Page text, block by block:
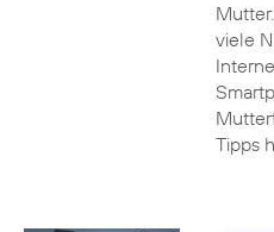
viele
Tipps